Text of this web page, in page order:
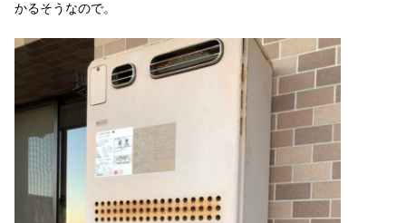
かるそうなので。